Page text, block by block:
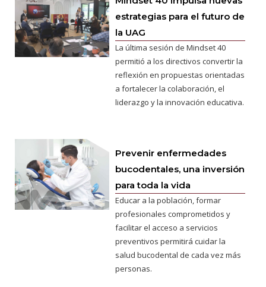
estrategias para el futuro de
la UAG
La última sesión de Mindset 40
permitió a los directivos convertir la
reflexión en propuestas orientadas
a fortalecer la colaboración, el
liderazgo y la innovación educativa.
Prevenir enfermedades
bucodentales, una inversión
para toda la vida
Educar a la población, formar
profesionales comprometidos y
facilitar el acceso a servicios
preventivos permitirá cuidar la
salud bucodental de cada vez más
personas.